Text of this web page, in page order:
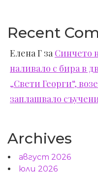
Recent
Елена Г за Синчето
наливало с бира в
„Свети Георги“,
заплашвало
Archives
август 2026
юли 2026